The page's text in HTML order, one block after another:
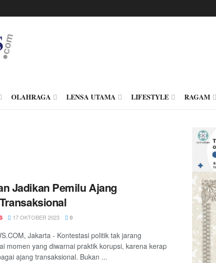
OLAHRAGA LENSA UTAMA LIFESTYLE RAGAM
Jadikan Pemilu Ajang
17 OKTOBER 2023 0
Jakarta - Kontestasi politik tak jarang
momen yang diwarnai praktik korupsi, karena kerap
ajang transaksional. Bukan ...